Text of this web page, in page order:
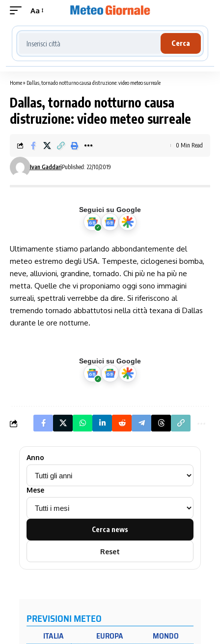
Aa
Cerca località meteo
Cerca
Home» Dallas, tornado notturno causa distruzione: video meteo surreale
Dallas, tornado notturno causa
distruzione: video meteo surreale
Ivan GaddariPublished: 22/10/2019
0 Min Read
Seguici su Google
Ultimamente stiamo parlando abbondantemente del
meteo estremo degli USA. Tempeste, ciclogenesi bomba,
neve, alluvioni, grandine, tornado. Chi più ne ha più ne
metta. Quelle che vi proponiamo oggi sono immagini
surreali, spettrali verrebbe da dire. Si riferiscono al
tremendo tornado abbattutosi nella città texana di Dallas
durante le ore notturne.
Seguici su Google
Anno
Mese
Cerca news
Reset